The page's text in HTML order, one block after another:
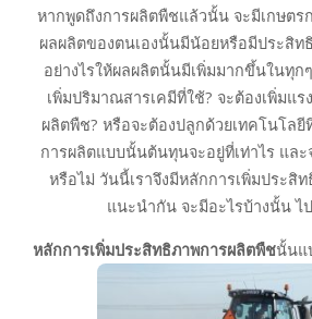
หากพูดถึงการผลิตพืชแล้วนั้น จะมีเกษตร
ผลผลิตของตนเองนั้นมีน้อยหรือมีประสิท
อย่างไรให้ผลผลิตนั้นมีเพิ่มมากขึ้นในทุก
เพิ่มปริมาณสารเคมีที่ใช้? จะต้องเพิ่มแ
ผลิตพืช? หรือจะต้องปลูกด้วยเทคโนโลยี
การผลิตแบบนั้นต้นทุนจะอยู่ที่เท่าไร แล
หรือไม่ วันนี้เราจึงมีหลักการเพิ่มประสิ
แนะนำกัน จะมีอะไรบ้างนั้น ไ
หลักการเพิ่มประสิทธิภาพการผลิตพืชนั้นแ